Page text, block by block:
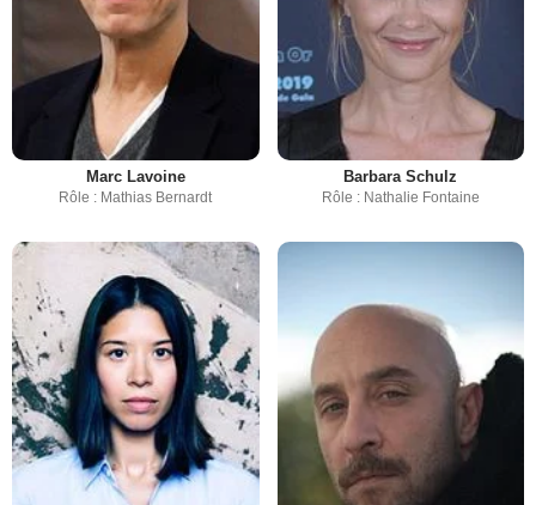
Marc Lavoine
Rôle : Mathias Bernardt
Barbara Schulz
Rôle : Nathalie Fontaine